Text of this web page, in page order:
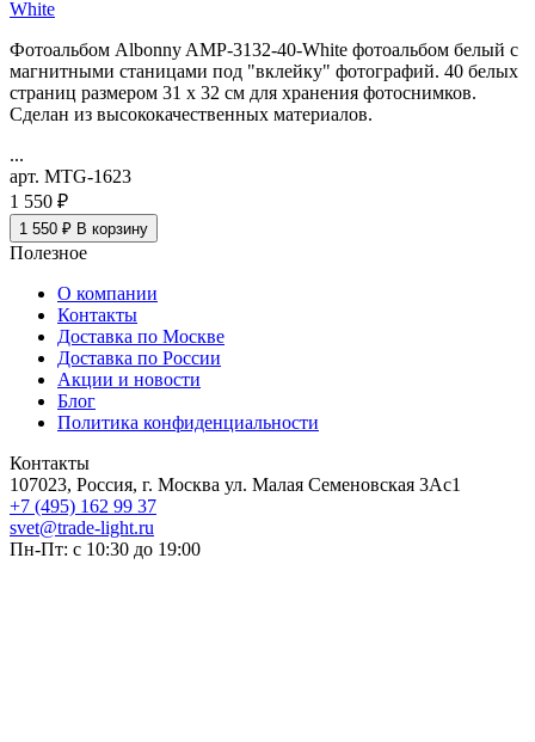
White
Фотоальбом Albonny AMP-3132-40-White фотоальбом белый с
магнитными станицами под "вклейку" фотографий. 40 белых
страниц размером 31 x 32 см для хранения фотоснимков.
Сделан из высококачественных материалов.
...
арт. MTG-1623
1 550 ₽
1 550 ₽ В корзину
Полезное
О компании
Контакты
Доставка по Москве
Доставка по России
Акции и новости
Блог
Политика конфиденциальности
Контакты
107023, Россия, г. Москва ул. Малая Семеновская 3Ас1
+7 (495) 162 99 37
svet@trade-light.ru
Пн-Пт: с 10:30 до 19:00